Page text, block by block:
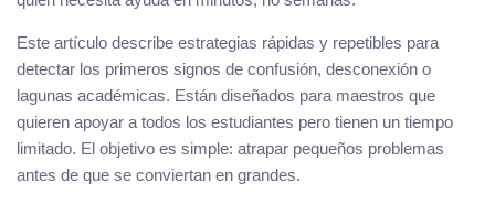
Este artículo describe estrategias rápidas y repetibles para
detectar los primeros signos de confusión, desconexión o
lagunas académicas. Están diseñados para maestros que
quieren apoyar a todos los estudiantes pero tienen un tiempo
limitado. El objetivo es simple: atrapar pequeños problemas
antes de que se conviertan en grandes.